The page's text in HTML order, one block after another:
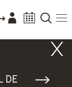
DE